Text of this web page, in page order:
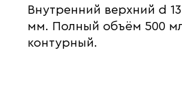
Внутренний верхний d
мм. Полный объём 500
контурный.